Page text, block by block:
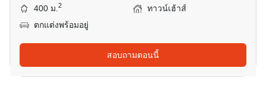
400 ม.2
ทาวน์เฮ้าส์
ตกแต่งพร้อมอยู่
สอบถามตอนนี้